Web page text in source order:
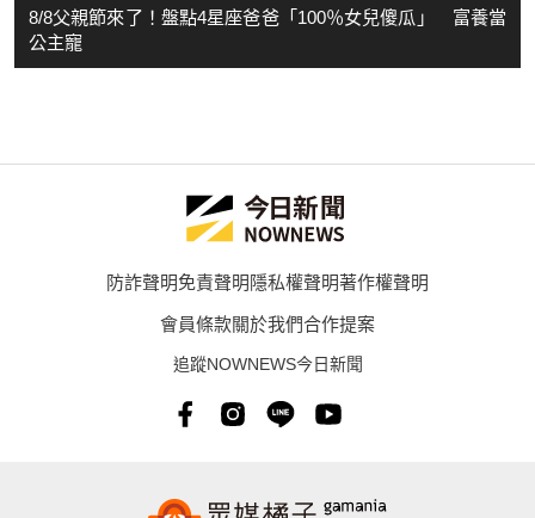
8/8父親節來了！盤點4星座爸爸「100％女兒傻瓜」 富養當
公主寵
防詐聲明免責聲明隱私權聲明著作權聲明
會員條款關於我們合作提案
追蹤NOWNEWS今日新聞